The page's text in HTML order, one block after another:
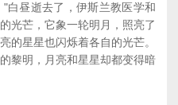
白昼逝去了，伊斯兰教医学和
光芒，它象一轮明月，照亮了
的星星也闪烁着各自的光芒。
明，月亮和星星却都变得暗